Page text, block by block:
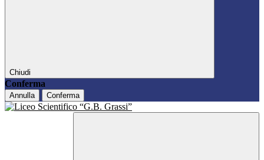
Chiudi
Conferma
Annulla Conferma